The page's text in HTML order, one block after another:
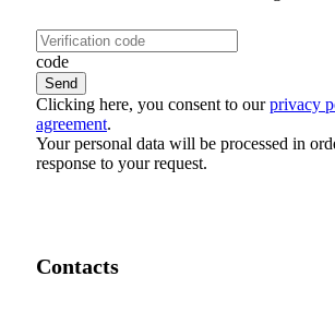
code
Clicking here, you consent to ourprivacy
agreement.
Your personal data will be processed in
response to your request.
Contacts